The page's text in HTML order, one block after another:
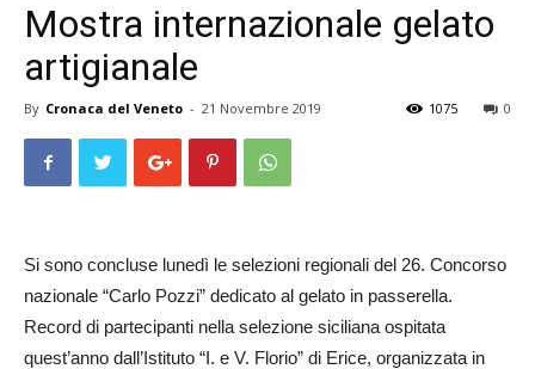
Mostra internazionale gelato
artigianale
By Cronaca del Veneto - 21 Novembre 2019 0
1075
Si sono concluse lunedì le selezioni regionali del 26. Concorso
nazionale “Carlo Pozzi” dedicato al gelato in passerella.
Record di partecipanti nella selezione siciliana ospitata
quest’anno dall’Isti­tuto “I. e V. Florio” di Erice, organizzata in